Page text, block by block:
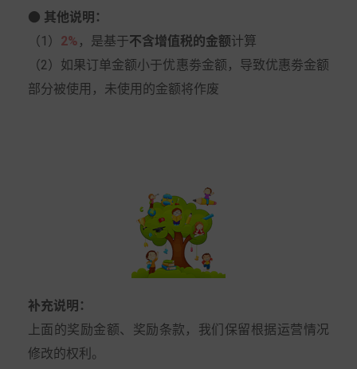
● 其他说明：
（1） 2% ，是基于不含增值税的金额计算
（2）如果订单金额小于优惠劵金额，导致优惠劵金额
部分被使用，未使用的金额将作废
补充说明：
上面的奖励金额、奖励条款，我们保留根据运营情况
修改的权利。